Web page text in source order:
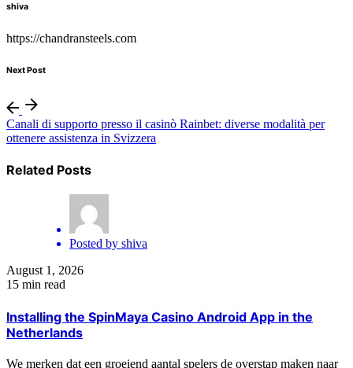
shiva
https://chandransteels.com
Next Post
Canali di supporto presso il casinò Rainbet: diverse modalità per
ottenere assistenza in Svizzera
Related Posts
Posted by shiva
August 1, 2026
15 min read
Installing the SpinMaya Casino Android App in the
Netherlands
We merken dat een groeiend aantal spelers de overstap maken naar